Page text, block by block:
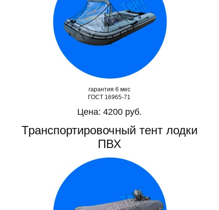
гарантия 6 мес
ГОСТ 16965-71
Цена: 4200 руб.
Транспортировочный тент лодки
ПВХ